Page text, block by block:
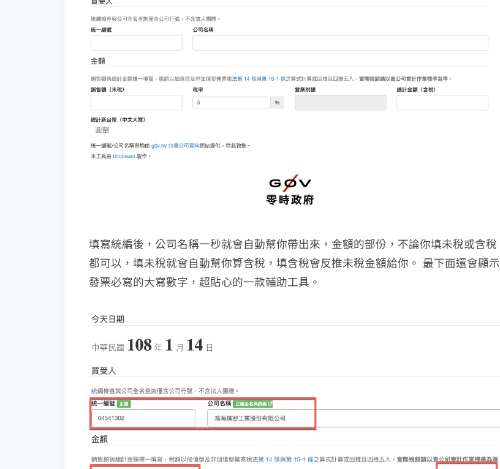
填寫統編後，公司名稱一秒就會自動幫你帶出來，金額的部份，不論你填未稅或含稅
都可以，填未稅就會自動幫你算含稅，填含稅會反推未稅金額給你。 最下面還會顯示
發票必寫的大寫數字，超貼心的一款輔助工具。